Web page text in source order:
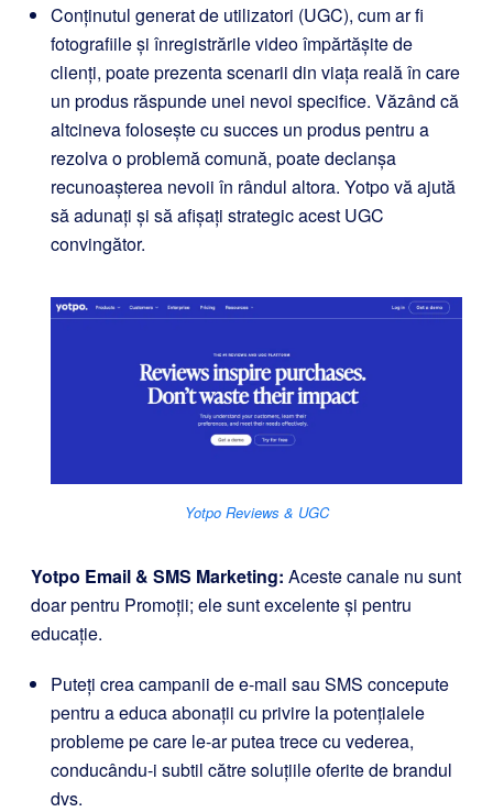
Conținutul generat de utilizatori (UGC), cum ar fi
fotografiile și înregistrările video împărtășite de
clienți, poate prezenta scenarii din viața reală în care
un produs răspunde unei nevoi specifice. Văzând că
altcineva folosește cu succes un produs pentru a
rezolva o problemă comună, poate declanșa
recunoașterea nevoii în rândul altora. Yotpo vă ajută
să adunați și să afișați strategic acest UGC
convingător.
Yotpo Reviews & UGC
Yotpo Email & SMS Marketing: Aceste canale nu sunt
doar pentru Promoții; ele sunt excelente și pentru
educație.
Puteți crea campanii de e-mail sau SMS concepute
pentru a educa abonații cu privire la potențialele
probleme pe care le-ar putea trece cu vederea,
conducându-i subtil către soluțiile oferite de brandul
dvs.